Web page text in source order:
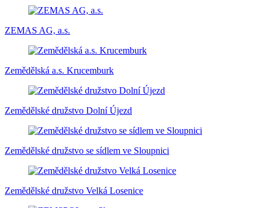
ZEMAS AG, a.s.
Zemědělská a.s. Krucemburk
Zemědělské družstvo Dolní Újezd
Zemědělské družstvo se sídlem ve Sloupnici
Zemědělské družstvo Velká Losenice